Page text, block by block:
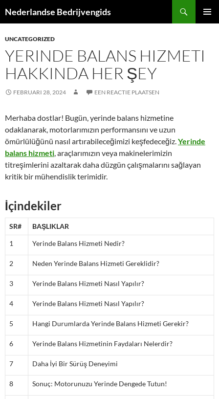
naar
inhoud
Nederlandse Bedrijvengids
UNCATEGORIZED
YERINDE BALANS HIZMETI
HAKKINDA HER ŞEY
FEBRUARI 28, 2024 EEN REACTIE PLAATSEN
Merhaba dostlar! Bugün, yerinde balans hizmetine
odaklanarak, motorlarımızın performansını ve uzun
ömürlülüğünü nasıl artırabileceğimizi keşfedeceğiz.Yerinde
balans hizmeti, araçlarımızın veya makinelerimizin
titreşimlerini azaltarak daha düzgün çalışmalarını sağlayan
kritik bir mühendislik terimidir.
İçindekiler
SR# BAŞLIKLAR
1 Yerinde Balans Hizmeti Nedir?
2 Neden Yerinde Balans Hizmeti Gereklidir?
3 Yerinde Balans Hizmeti Nasıl Yapılır?
4 Yerinde Balans Hizmeti Nasıl Yapılır?
5 Hangi Durumlarda Yerinde Balans Hizmeti Gerekir?
6 Yerinde Balans Hizmetinin Faydaları Nelerdir?
7 Daha İyi Bir Sürüş Deneyimi
8 Sonuç: Motorunuzu Yerinde Dengede Tutun!